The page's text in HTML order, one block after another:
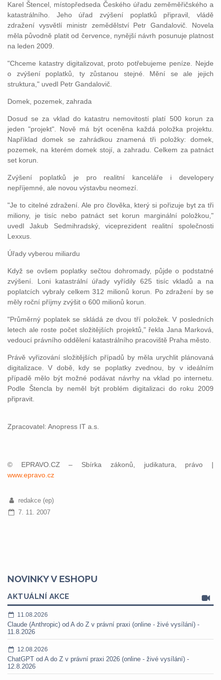
Karel Štencel, místopředseda Českého úřadu zeměměřičského a
katastrálního. Jeho úřad zvýšení poplatků připravil, vládě
zdražení vysvětlí ministr zemědělství Petr Gandalovič. Novela
měla původně platit od července, nynější návrh posunuje platnost
na leden 2009.
"Chceme katastry digitalizovat, proto potřebujeme peníze. Nejde
o zvýšení poplatků, ty zůstanou stejné. Mění se ale jejich
struktura," uvedl Petr Gandalovič.
Domek, pozemek, zahrada
Dosud se za vklad do katastru nemovitostí platí 500 korun za
jeden "projekt". Nově má být oceněna každá položka projektu.
Například domek se zahrádkou znamená tři položky: domek,
pozemek, na kterém domek stojí, a zahradu. Celkem za patnáct
set korun.
Zvýšení poplatků je pro realitní kanceláře i developery
nepříjemné, ale novou výstavbu neomezí.
"Je to citelné zdražení. Ale pro člověka, který si pořizuje byt za tři
miliony, je tisíc nebo patnáct set korun marginální položkou,"
uvedl Jakub Sedmihradský, viceprezident realitní společnosti
Lexxus.
Úřady vyberou miliardu
Když se ovšem poplatky sečtou dohromady, půjde o podstatné
zvýšení. Loni katastrální úřady vyřídily 625 tisíc vkladů a na
poplatcích vybraly celkem 312 milionů korun. Po zdražení by se
měly roční příjmy zvýšit o 600 milionů korun.
"Průměrný poplatek se skládá ze dvou tří položek. V posledních
letech ale roste počet složitějších projektů," řekla Jana Marková,
vedoucí právního oddělení katastrálního pracoviště Praha město.
Právě vyřizování složitějších případů by měla urychlit plánovaná
digitalizace. V době, kdy se poplatky zvednou, by v ideálním
případě mělo být možné podávat návrhy na vklad po internetu.
Podle Štencla by neměl být problém digitalizaci do roku 2009
připravit.
Zpracovatel: Anopress IT a.s.
© EPRAVO.CZ – Sbírka zákonů, judikatura, právo |
www.epravo.cz
redakce (ep)
7. 11. 2007
NOVINKY V ESHOPU
AKTUÁLNÍ AKCE
11.08.2026
Claude (Anthropic) od A do Z v právní praxi (online - živé vysílání) -
11.8.2026
12.08.2026
ChatGPT od A do Z v právní praxi 2026 (online - živé vysílání) -
12.8.2026